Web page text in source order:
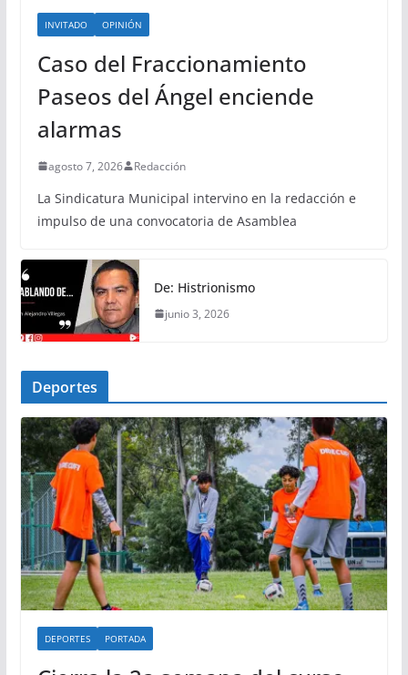
INVITADO OPINIÓN
Caso del Fraccionamiento
Paseos del Ángel enciende
alarmas
agosto 7, 2026 Redacción
La Sindicatura Municipal intervino en la redacción e
impulso de una convocatoria de Asamblea
De: Histrionismo
junio 3, 2026
Deportes
DEPORTES PORTADA